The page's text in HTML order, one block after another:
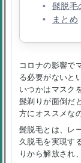
髭脱毛
まとめ
コロナの影響で
る必要がないと
いつかはマスク
髭剃りが面倒だ
方にオススメな
髭脱毛とは、レ
久脱毛を実現す
りから解放され